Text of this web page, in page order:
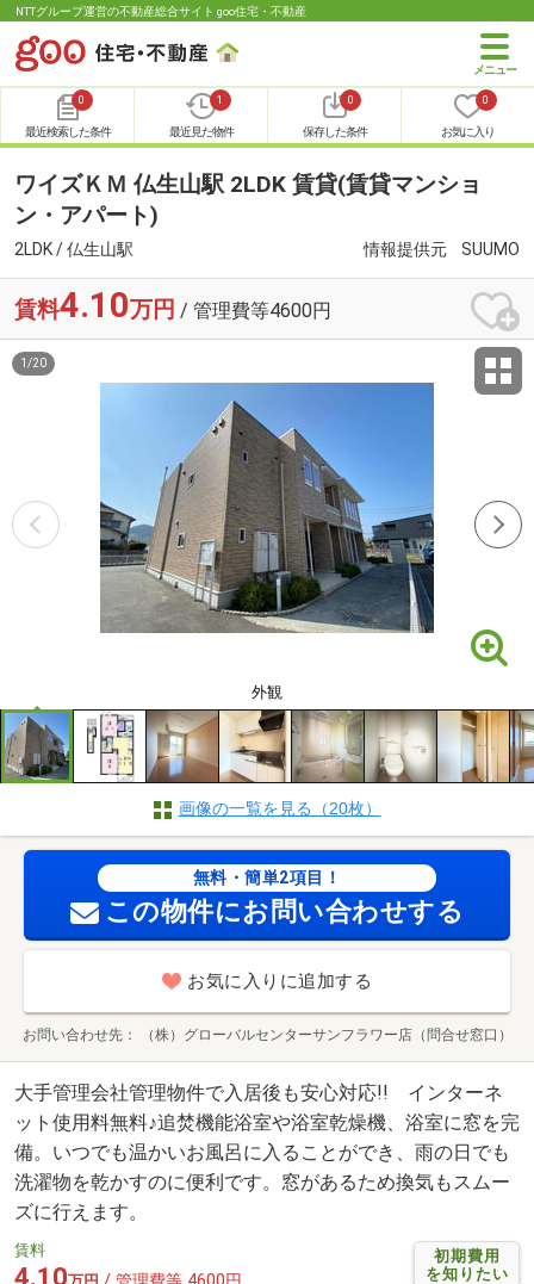
NTTグループ運営の不動産総合サイト goo住宅・不動産
0
最近検索した条件
1
最近見た物件
0
保存した条件
0
お気に入り
ワイズＫＭ 仏生山駅 2LDK 賃貸(賃貸マンショ
ン・アパート)
2LDK / 仏生山駅 情報提供元 SUUMO
賃料4.10万円 / 管理費等4600円
外観
1 /20
画像の一覧を見る（20枚）
無料・簡単2項目！
この物件にお問い合わせする
お気に入りに追加する
お問い合わせ先 （株）グローバルセンターサンフラワー店（問合せ窓口）
大手管理会社管理物件で入居後も安心対応!! インターネ
ット使用料無料♪追焚機能浴室や浴室乾燥機、浴室に窓を完
備。いつでも温かいお風呂に入ることができ、雨の日でも
洗濯物を乾かすのに便利です。窓があるため換気もスムー
ズに行えます。
初期費用
を知りたい
賃料
4.10